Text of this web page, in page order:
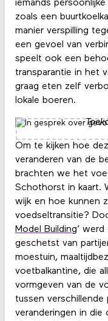
iemands
zoals een
manier verspilling
een gevoel van
speelt ook een
transparantie in het
graag eten zelf
lokale boeren.
Om te kijken hoe
veranderen van de
brachten we het
Schothorst in kaart.
wijk en hoe kunnen
voedseltransitie?
Model Building’ werd
geschetst van
moestuin,
voetbalkantine, die
vormgeven van de
tussen
veranderingen in die